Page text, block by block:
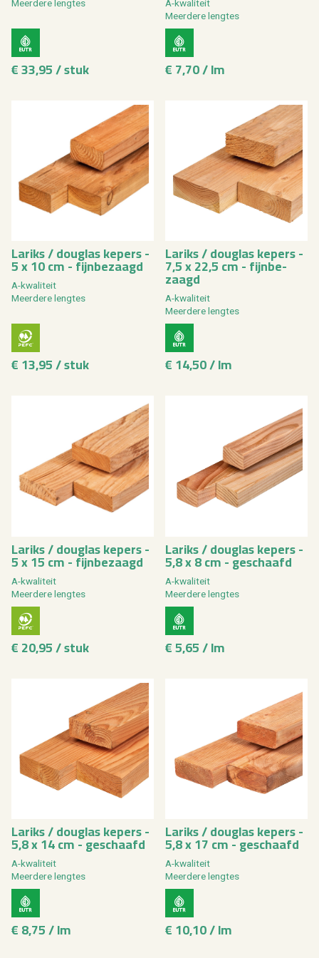
Meer­de­re leng­tes
€ 33,95 / stuk
A-kwa­li­teit
Meer­de­re leng­tes
€ 7,70 / lm
La­riks / dou­g­las ke­pers -
5 x 10 cm - fijn­be­zaagd
A-kwa­li­teit
Meer­de­re leng­tes
€ 13,95 / stuk
La­riks / dou­g­las ke­pers -
7,5 x 22,5 cm - fijn­be­
zaagd
A-kwa­li­teit
Meer­de­re leng­tes
€ 14,50 / lm
La­riks / dou­g­las ke­pers -
5 x 15 cm - fijn­be­zaagd
A-kwa­li­teit
Meer­de­re leng­tes
€ 20,95 / stuk
La­riks / dou­g­las ke­pers -
5,8 x 8 cm - ge­schaafd
A-kwa­li­teit
Meer­de­re leng­tes
€ 5,65 / lm
La­riks / dou­g­las ke­pers -
5,8 x 14 cm - ge­schaafd
A-kwa­li­teit
Meer­de­re leng­tes
€ 8,75 / lm
La­riks / dou­g­las ke­pers -
5,8 x 17 cm - ge­schaafd
A-kwa­li­teit
Meer­de­re leng­tes
€ 10,10 / lm